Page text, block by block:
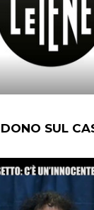
SUL